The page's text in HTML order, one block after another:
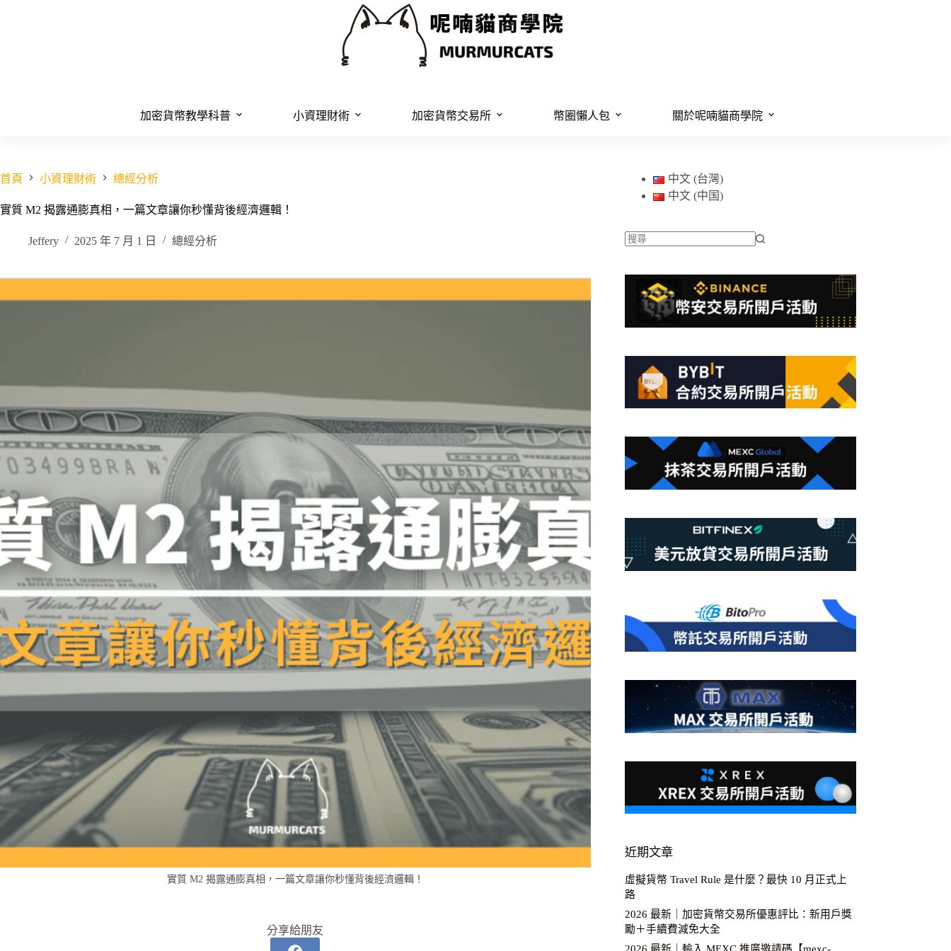
加密貨幣教學科普
小資理財術 加密貨幣交易所 幣圈懶人包 關於呢喃貓商學院
首頁 小資理財術 總經分析
實質 M2 揭露通膨真相，一篇文章讓你秒懂背後經濟邏輯！
Jeffery 2025 年 7 月 1 日 總經分析
實質 M2 揭露通膨真相，一篇文章讓你秒懂背後經濟邏輯！
分享給朋友
中文 (台灣)
中文 (中国)
不
件
果
近期文章
虛擬貨幣 Travel Rule 是什麼？最快 10 月正式上
路
2026 最新｜加密貨幣交易所優惠評比：新用戶獎
勵＋手續費減免大全
2026 最新｜輸入 MEXC 推廣邀請碼【mexc-